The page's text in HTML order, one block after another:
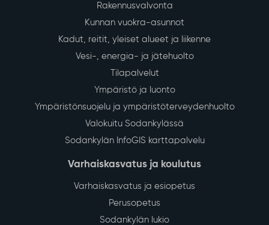
Rakennusvalvonta
Kunnan vuokra-asunnot
Kadut, reitit, yleiset alueet ja liikenne
Vesi-, energia- ja jätehuolto
Tilapalvelut
Ympäristö ja luonto
Ympäristönsuojelu ja ympäristöterveydenhuolto
Valokuitu Sodankylässä
Sodankylän InfoGIS karttapalvelu
Varhaiskasvatus ja koulutus
Varhaiskasvatus ja esiopetus
Perusopetus
Sodankylän lukio